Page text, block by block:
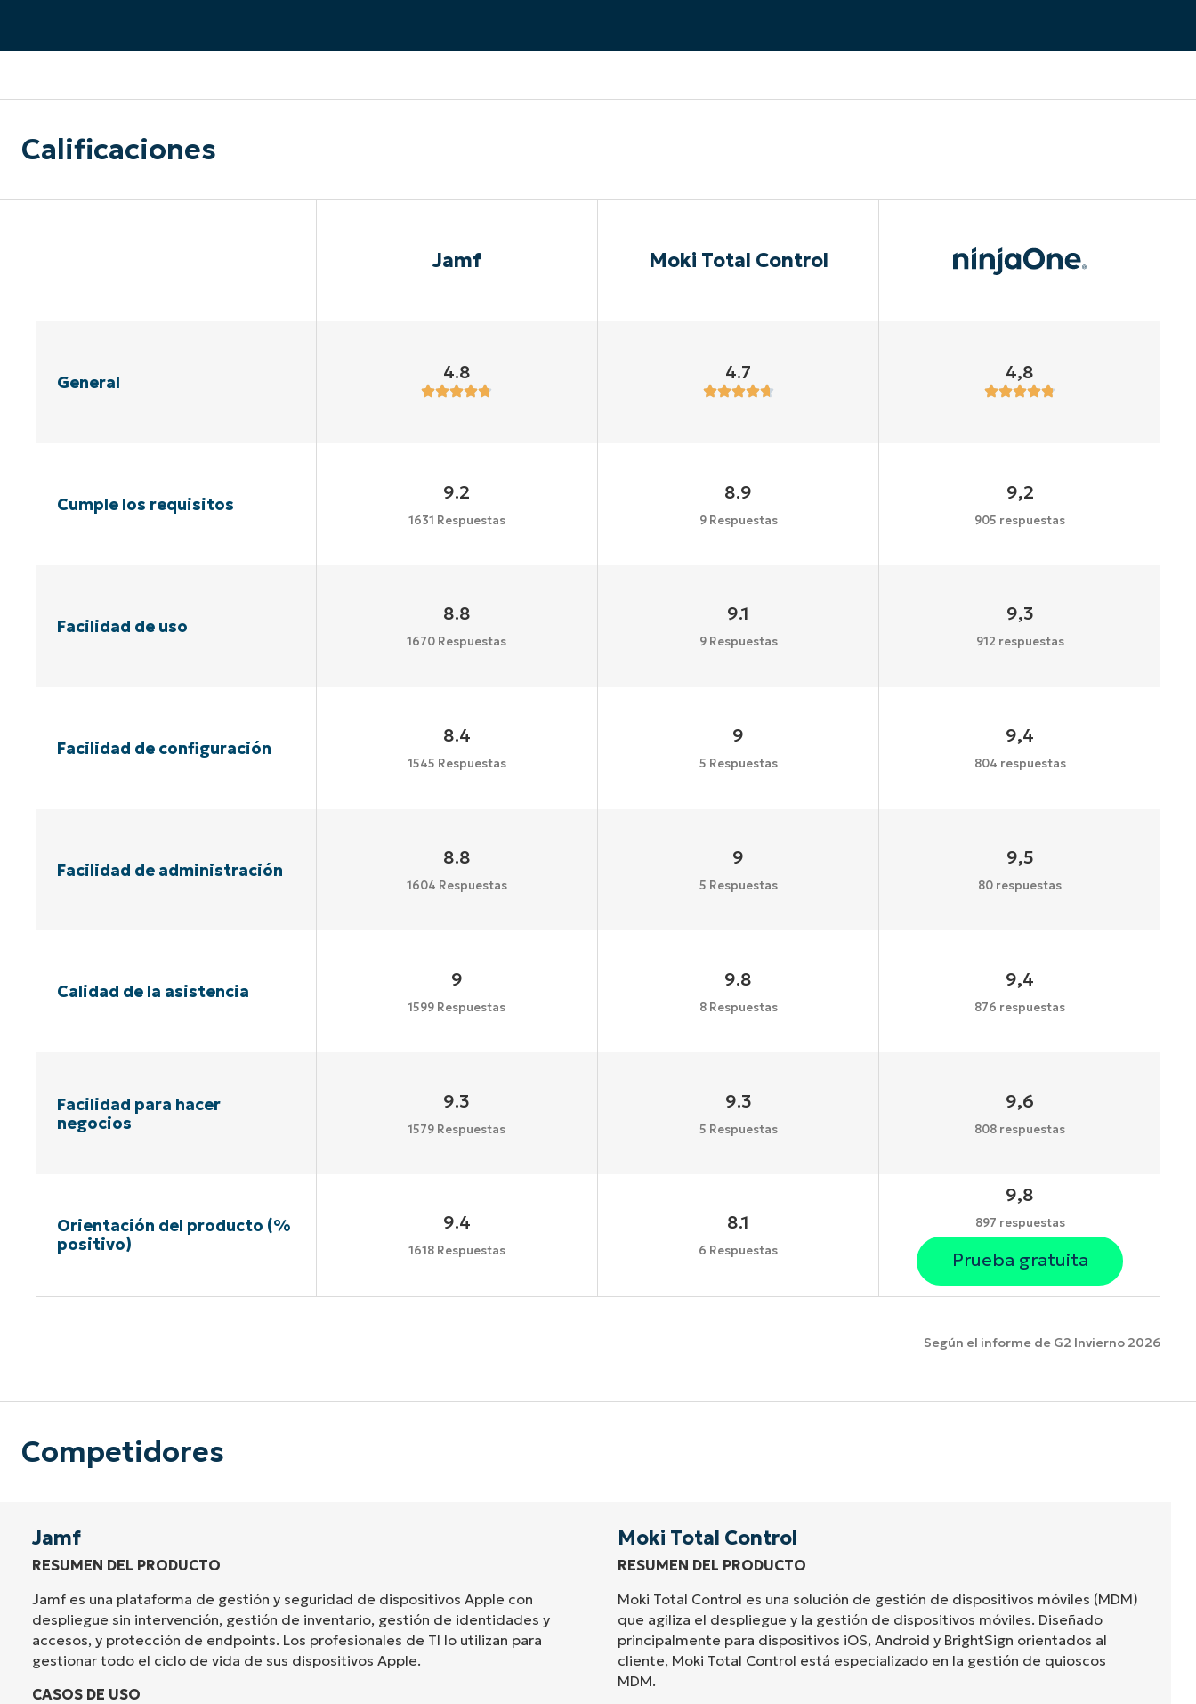
Calificaciones
Jamf Moki Total Control
General 4.8 4.7 4,8
Cumple los requisitos
9.2
1631 Respuestas
8.9
9 Respuestas
9,2
905 respuestas
Facilidad de uso
8.8
1670 Respuestas
9.1
9 Respuestas
9,3
912 respuestas
Facilidad de configuración
8.4
1545 Respuestas
9
5 Respuestas
9,4
804 respuestas
Facilidad de administración
8.8
1604 Respuestas
9
5 Respuestas
9,5
80 respuestas
Calidad de la asistencia
9
1599 Respuestas
9.8
8 Respuestas
9,4
876 respuestas
Facilidad para hacer
negocios
9.3
1579 Respuestas
9.3
5 Respuestas
9,6
808 respuestas
Orientación del producto (%
positivo)
9.4
1618 Respuestas
8.1
6 Respuestas
9,8
897 respuestas
Prueba gratuita
Según el informe de G2 Invierno 2026
Competidores
Jamf
RESUMEN DEL PRODUCTO
Jamf es una plataforma de gestión y seguridad de dispositivos Apple con
despliegue sin intervención, gestión de inventario, gestión de identidades y
accesos, y protección de endpoints. Los profesionales de TI lo utilizan para
gestionar todo el ciclo de vida de sus dispositivos Apple.
CASOS DE USO
Moki Total Control
RESUMEN DEL PRODUCTO
Moki Total Control es una solución de gestión de dispositivos móviles (MDM)
que agiliza el despliegue y la gestión de dispositivos móviles. Diseñado
principalmente para dispositivos iOS, Android y BrightSign orientados al
cliente, Moki Total Control está especializado en la gestión de quioscos
MDM.
Company